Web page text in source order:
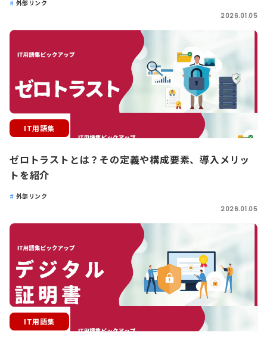
外部リンク
2026.01.05
IT用語集
ゼロトラストとは？その定義や構成要素、導入メリッ
トを紹介
外部リンク
2026.01.05
IT用語集